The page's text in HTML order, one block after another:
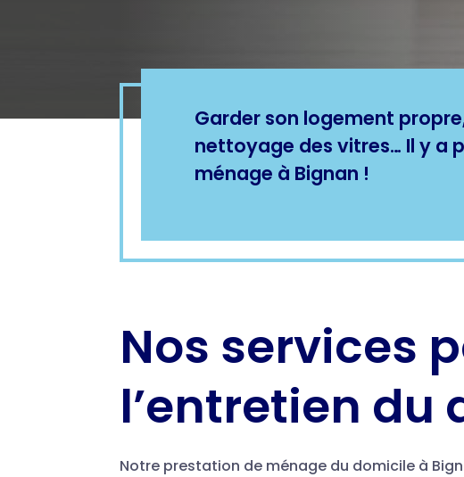
Garder son logement
nettoyage des vitres… Il y a
ménage à Bignan !
Nos services
l’entretien du
Notre prestation de ménage du domicile à